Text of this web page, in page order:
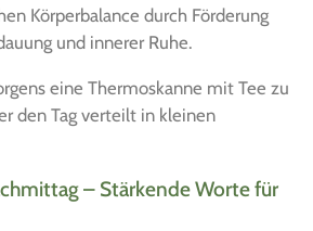
Kör­per­ba­lan­ce durch För­de­rung
und inne­rer Ruhe.
eine Ther­mos­kan­ne mit Tee zu
den Tag ver­teilt in klei­nen
– Stärkende Worte für